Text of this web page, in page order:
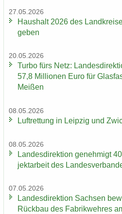
27.05.2026
Haus­halt 2026 des
ge­ben
20.05.2026
Turbo fürs Netz:
57,8 Mil­lio­nen Euro für
Mei­ßen
08.05.2026
Luft­ret­tung in Leip­zig und
08.05.2026
Lan­des­di­rek­ti­on ge­neh­migt
jekt­ar­beit des
07.05.2026
Lan­des­di­rek­ti­on Sach­sen
Rück­bau des Fa­brik­weh­res